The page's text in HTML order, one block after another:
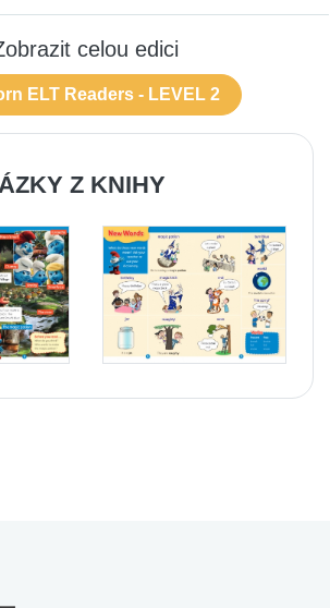
celou edici
ELT Readers - LEVEL 2
Z KNIHY